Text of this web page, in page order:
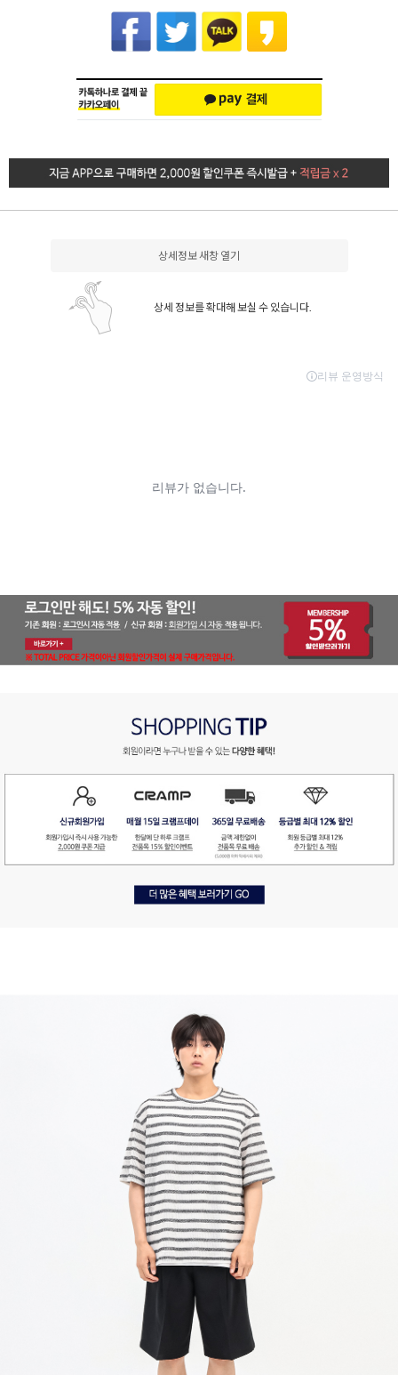
상세정보 새창 열기
상세 정보를 확대해 보실 수 있습니다.